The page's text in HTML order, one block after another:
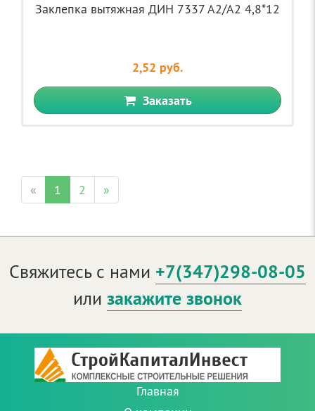
Заклепка вытяжная ДИН 7337 А2/А2 4,8*12
2,52 руб.
Заказать
« 1 2 »
Свяжитесь с нами +7(347)298-08-05
или закажите звонок
Главная